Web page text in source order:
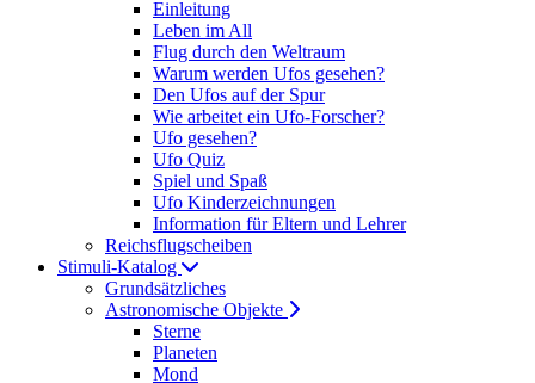
Einleitung
Leben im All
Flug durch den Weltraum
Warum werden Ufos gesehen?
Den Ufos auf der Spur
Wie arbeitet ein Ufo-Forscher?
Ufo gesehen?
Ufo Quiz
Spiel und Spaß
Ufo Kinderzeichnungen
Information für Eltern und Lehrer
Reichsflugscheiben
Stimuli-Katalog
Grundsätzliches
Astronomische Objekte
Sterne
Planeten
Mond